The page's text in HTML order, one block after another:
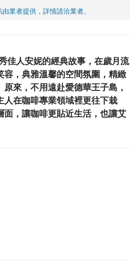
業者提供，詳情請洽業者。
佳人安妮的經典故事，在歲月流
，典雅溫馨的空間氛圍，精緻
來，不用遠赴愛德華王子島，
在咖啡專業領域裡更往下栽
，讓咖啡更貼近生活，也讓艾